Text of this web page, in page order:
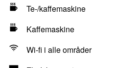
Te-/kaffemaskine
Kaffemaskine
Wi-fi i alle områder